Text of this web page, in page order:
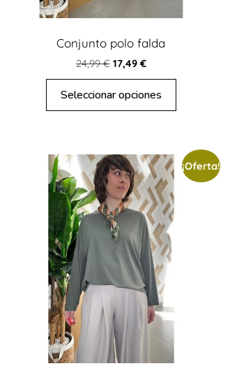
Conjunto polo falda
24,99€ 17,49 €
Seleccionar opciones
¡Oferta!